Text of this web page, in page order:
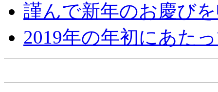
謹んで新年のお慶び
2019年の年初にあた